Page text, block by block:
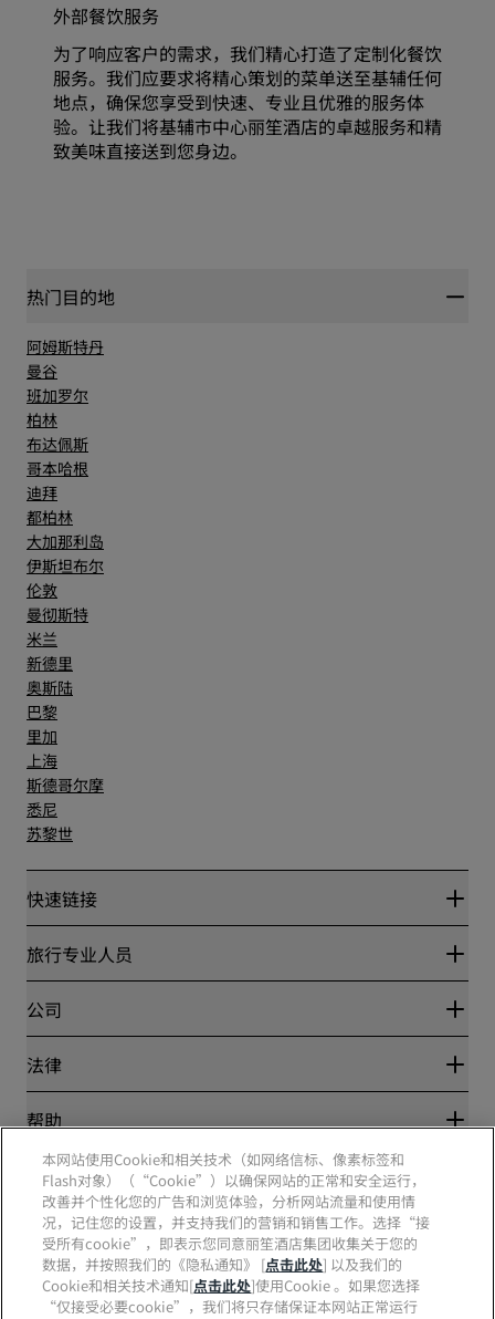
外部餐饮服务
为了响应客户的需求，我们精心打造了定制化餐饮
服务。我们应要求将精心策划的菜单送至基辅任何
地点，确保您享受到快速、专业且优雅的服务体
验。让我们将基辅市中心丽笙酒店的卓越服务和精
致美味直接送到您身边。
热门目的地
阿姆斯特丹
曼谷
班加罗尔
柏林
布达佩斯
哥本哈根
迪拜
都柏林
大加那利岛
伊斯坦布尔
伦敦
曼彻斯特
米兰
新德里
奥斯陆
巴黎
里加
上海
斯德哥尔摩
悉尼
苏黎世
快速链接
丽赏会
Blog
目的地
丽笙酒店集团APP
体育认证酒店
家庭友好型酒店
旅行专业人员
合作伙伴
公司
丽笙酒店集团
工作机会 RHG
工作机会 PPHE
工作机会 EHL
The Club by RHG
发展机会
责任经营
采购
法律
隐私中心
丽赏会条款和条件
网站使用协议
数字无障碍
现代奴隶制声明
帮助
消费者警示
联系方式
常见问题
网站地图
社交媒体
丽笙酒店集团品牌
本网站使用Cookie和相关技术（如网络信标、像素标签和
Flash对象）（“Cookie”）以确保网站的正常和安全运行，
改善并个性化您的广告和浏览体验，分析网站流量和使用情
况，记住您的设置，并支持我们的营销和销售工作。选择“接
受所有cookie”，即表示您同意丽笙酒店集团收集关于您的
数据，并按照我们的《隐私通知》 [点击此处] 以及我们的
Cookie和相关技术通知[点击此处]使用Cookie 。如果您选择
“仅接受必要cookie”，我们将只存储保证本网站正常运行